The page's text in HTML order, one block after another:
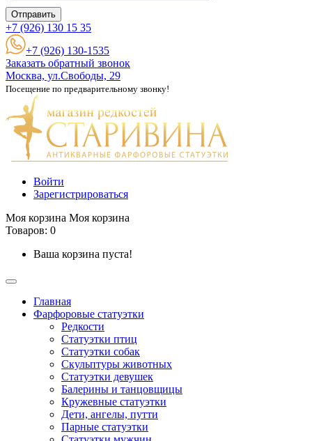
Отправить
+7 (926) 130 15 35
+7 (926) 130-1535
Заказать обратный звонок
Москва, ул.Свободы, 29
Посещение по предварительному звонку!
Войти
Зарегистрироваться
Моя корзина Моя корзина
Товаров: 0
Ваша корзина пуста!
Главная
Фарфоровые статуэтки
Редкости
Cтатуэтки птиц
Cтатуэтки собак
Скульптуры животных
Статуэтки девушек
Балерины и танцовщицы
Кружевные статуэтки
Дети, ангелы, путти
Парные статуэтки